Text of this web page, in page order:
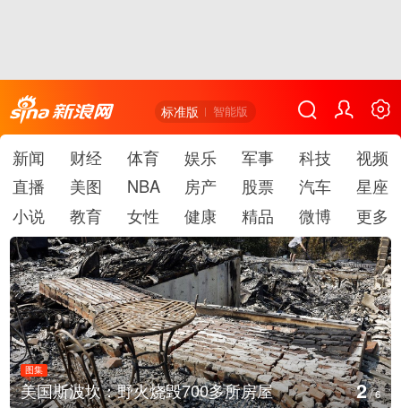
标准版 智能版
新闻 财经 体育 娱乐 军事 科技
视频
直播
美图 NBA 房产 股票 汽车
星座
小说
教育 女性 健康 精品 微博 更多
图集
美国斯波坎：野火烧毁700多所房屋 2/6